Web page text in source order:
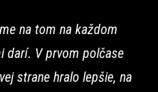
na tom na každom
darí. V prvom polčase
strane hralo lepšie, na